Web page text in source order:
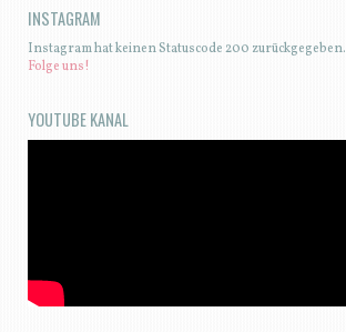
INSTAGRAM
Instagram hat keinen Statuscode 200 zurückgegeben.
Folge uns!
YOUTUBE KANAL